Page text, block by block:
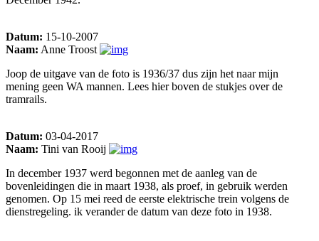
Datum: 15-10-2007
Naam: Anne Troost
Joop de uitgave van de foto is 1936/37 dus zijn het naar mijn
mening geen WA mannen. Lees hier boven de stukjes over de
tramrails.
Datum: 03-04-2017
Naam: Tini van Rooij
In december 1937 werd begonnen met de aanleg van de
bovenleidingen die in maart 1938, als proef, in gebruik werden
genomen. Op 15 mei reed de eerste elektrische trein volgens de
dienstregeling. ik verander de datum van deze foto in 1938.